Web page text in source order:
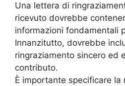
Una lettera di
ricevuto dovrebbe
informazioni fondamentali
Innanzitutto, dovrebbe
ringraziamento sincero ed
contributo.
È importante specificare